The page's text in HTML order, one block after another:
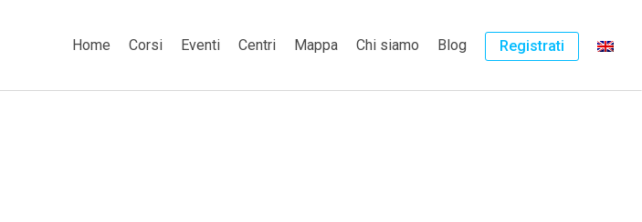
Home Corsi Eventi Centri Mappa Chi siamo Blog Registrati